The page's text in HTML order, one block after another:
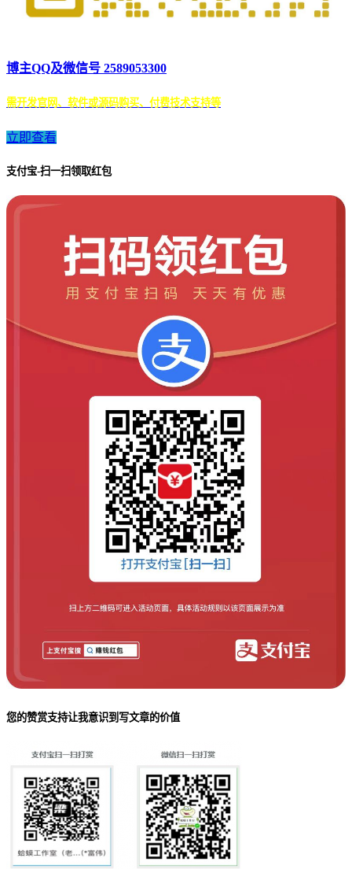
博主QQ及微信号 2589053300
需开发官网、软件或源码购买、付费技术支持等
立即查看
支付宝-扫一扫领取红包
您的赞赏支持让我意识到写文章的价值